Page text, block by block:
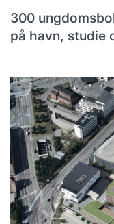
300
på havn, studie